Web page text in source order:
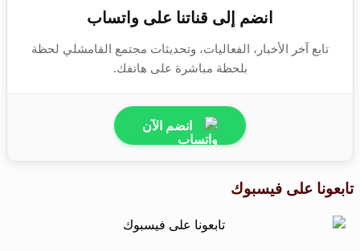
انضم إلى قناتنا على واتساب
تابع آخر الأخبار، الفعاليات، وتحديثات مجتمع القامشلي لحظة
بلحظة مباشرة على هاتفك.
انضم الآن
تابعونا على فيسبوك